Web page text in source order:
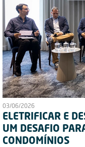
03/06/2026
ELETRIFICAR E
UM DESAFIO
CONDOMÍNIOS